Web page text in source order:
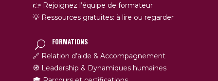
👉 Rejoignez l’équipe de formateur
💡 Ressources gratuites: à lire ou regarder
FORMATIONS
🔗 Relation d’aide & Accompagnement
🧭 Leadership & Dynamiques humaines